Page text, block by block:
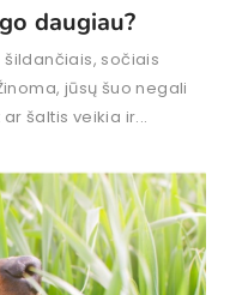
daugiau?
sočiais
jūsų šuo negali
šaltis veikia ir...